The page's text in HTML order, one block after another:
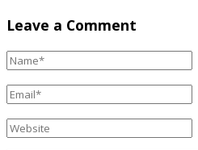
Leave a Comment